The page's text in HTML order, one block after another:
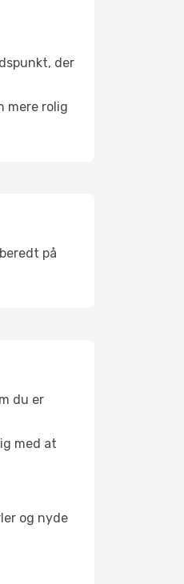
der
mere rolig
på
du er
med at
og nyde